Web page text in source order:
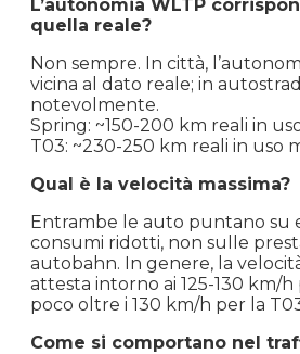
L’autonomia WLTP
quella reale?
Non sempre. In città,
vicina al dato reale; in
notevolmente.
Spring: ~150-200 km reali in
T03: ~230-250 km reali in uso
Qual è la velocità massima?
Entrambe le auto puntano su
consumi ridotti, non sulle
autobahn. In genere, la
attesta intorno ai 125-130 km/
poco oltre i 130 km/h per la
Come si comportano nel